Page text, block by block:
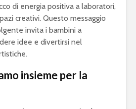
di energia positiva a laboratori,
creativi. Questo messaggio
invita i bambini a
idee e divertirsi nel
insieme per la